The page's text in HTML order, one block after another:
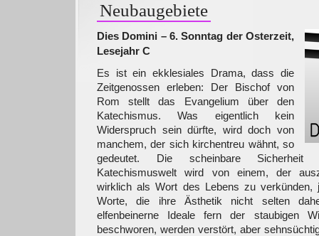
Neubaugebiete
Dies Domini – 6. Sonntag der Osterzeit,
Lesejahr C
Es ist ein ekklesiales Drama, dass die
Zeitgenossen erleben: Der Bischof von
Rom stellt das Evangelium über den
Katechismus. Was eigentlich kein
Widerspruch sein dürfte, wird doch von
manchem, der sich kirchentreu wähnt, so
gedeutet. Die scheinbare Sicherheit
Katechismuswelt wird von einem, der
wirklich als Wort des Lebens zu verkünden,
Worte, die ihre Ästhetik nicht selten
elfenbeinerne Ideale fern der staubigen
beschworen, werden verstört, aber